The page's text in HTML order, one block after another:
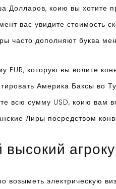
Долларов, коию вы хотите
вас увидите стоимость
часто дополняют буква
которую вы волите
Америка Баксы
всю сумму USD, коию вам
Лиры посредством
возыметь электрическую